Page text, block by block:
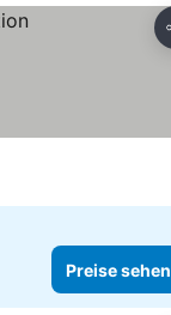
Preise sehen